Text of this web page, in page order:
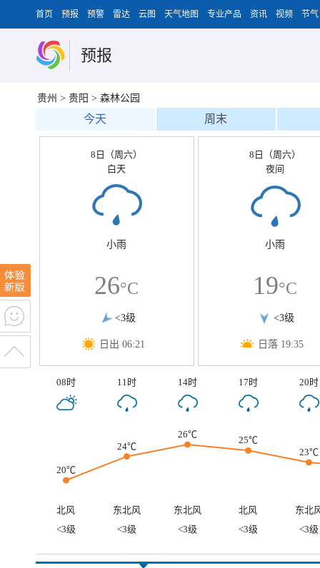
首页 预报 预警 雷达 云图 天气地图 专业产品 资讯 视频 节气
预报
贵州 > 贵阳 > 森林公园
今天 周末
8日（周六）
白天
小雨
26°C
<3级
日出 06:21
8日（周六）
夜间
小雨
19°C
<3级
日落 19:35
08时 11时 14时 17时 20时
20℃
24℃
26℃
25℃
23℃
北风 东北风 东北风 北风
东北
<3级
<3级 <3级 <3级 <3级